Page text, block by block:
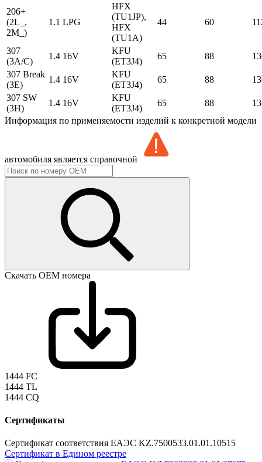
206+
(2L_,
2M_)
1.1 LPG
HFX
(TU1JP),
HFX
(TU1A)
44 60
307
(3A/C)
1.4 16V
KFU
(ET3J4)
65 88
307 Break
(3E)
1.4 16V
KFU
(ET3J4)
65 88
307 SW
(3H)
1.4 16V
KFU
(ET3J4)
65 88
Информация по применяемости изделий к конкретной модели
автомобиля является справочной
Скачать ОЕМ номера
1444 FC
1444 TL
1444 CQ
Сертификаты
Сертификат соответствия ЕАЭС KZ.7500533.01.01.10515
Сертификат в Едином реестре